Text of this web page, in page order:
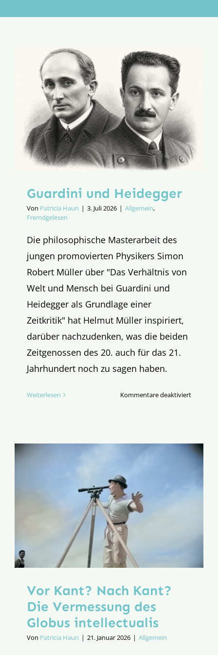
Aktion
Guardini und Heidegger
Von Patricia Haun | 3. Juli 2026 | Allgemein,
Fremdgelesen
Die philosophische Masterarbeit des
jungen promovierten Physikers Simon
Robert Müller über "Das Verhältnis von
Welt und Mensch bei Guardini und
Heidegger als Grundlage einer
Zeitkritik" hat Helmut Müller inspiriert,
darüber nachzudenken, was die beiden
Zeitgenossen des 20. auch für das 21.
Jahrhundert noch zu sagen haben.
Weiterlesen Kommentare deaktiviertfür
Vor Kant? Nach Kant?
Die Vermessung des
Globus intellectualis
Von Patricia Haun | 21. Januar 2026 | Allgemein